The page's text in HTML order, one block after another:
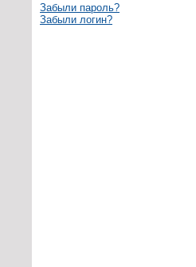
Забыли пароль?
Забыли логин?